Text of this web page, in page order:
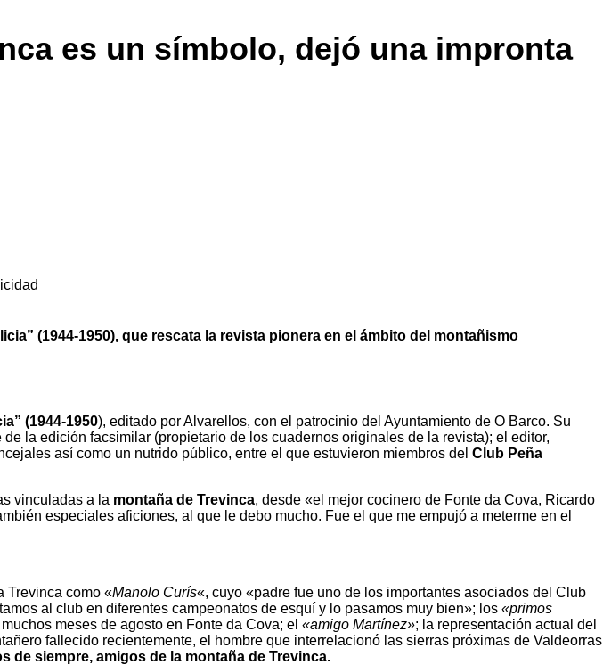
es un símbolo, dejó una impronta
(1944-1950), que rescata la revista pionera en el ámbito del montañismo
(1944-1950), editado por Alvarellos, con el patrocinio del Ayuntamiento de O Barco. Su
de la edición facsimilar (propietario de los cuadernos originales de la revista); el editor,
así como un nutrido público, entre el que estuvieron miembros delClub Peña
vinculadas a la montaña de Trevinca, desde «el mejor cocinero de Fonte da Cova, Ricardo
especiales aficiones, al que le debo mucho. Fue el que me empujó a meterme en el
Trevinca como «Manolo Curís«, cuyo «padre fue uno de los importantes asociados del Club
al club en diferentes campeonatos de esquí y lo pasamos muy bien»; los «primos
meses de agosto en Fonte da Cova; el «amigo Martínez»; la representación actual del
fallecido recientemente, el hombre que interrelacionó las sierras próximas de Valdeorras
de siempre, amigos de la montaña de Trevinca.